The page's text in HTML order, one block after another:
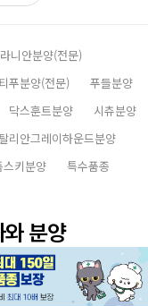
니안분양(전문)
푸분양(전문)
푸들분양
닥스훈트분양
시츄분양
리안그레이하운드분양
스키분양 특수품종
분양